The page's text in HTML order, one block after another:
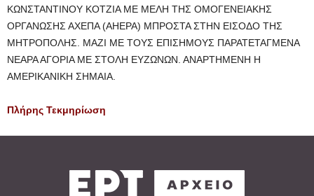
ΚΩΝΣΤΑΝΤΙΝΟΥ ΚΟΤΖΙΑ ΜΕ ΜΕΛΗ ΤΗΣ ΟΜΟΓΕΝΕΙΑΚΗΣ
ΟΡΓΑΝΩΣΗΣ ΑΧΕΠΑ (AHEPA) ΜΠΡΟΣΤΑ ΣΤΗΝ ΕΙΣΟΔΟ ΤΗΣ
ΜΗΤΡΟΠΟΛΗΣ. ΜΑΖΙ ΜΕ ΤΟΥΣ ΕΠΙΣΗΜΟΥΣ ΠΑΡΑΤΕΤΑΓΜΕΝΑ
ΝΕΑΡΑ ΑΓΟΡΙΑ ΜΕ ΣΤΟΛΗ ΕΥΖΩΝΩΝ. ΑΝΑΡΤΗΜΕΝΗ Η
ΑΜΕΡΙΚΑΝΙΚΗ ΣΗΜΑΙΑ.
Πλήρης Τεκμηρίωση